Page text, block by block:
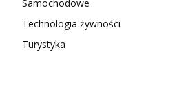
Samochodowe
Technologia żywności
Turystyka